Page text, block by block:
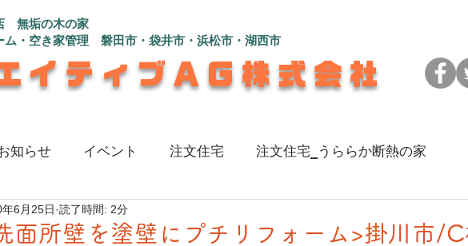
無垢の木の家
ム・空き家管理 磐田市・袋井市・浜松市・湖西市
イティブAG株式会社
知らせ イベント 注文住宅 注文住宅_うららか断熱の家
ンナーガレージのある家 注文住宅_
面所壁を塗壁にプチリフォーム>掛川市/
6月25日 読了時間: 2分